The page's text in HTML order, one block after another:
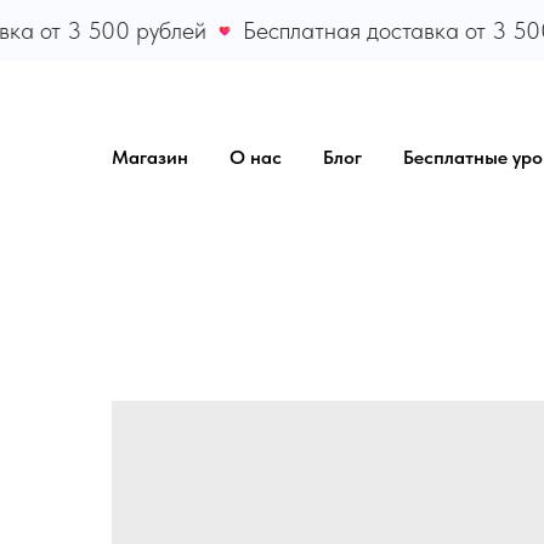
от 3 500 рублей Бесплатная доставка от 3
Магазин О нас Блог Бесплатные